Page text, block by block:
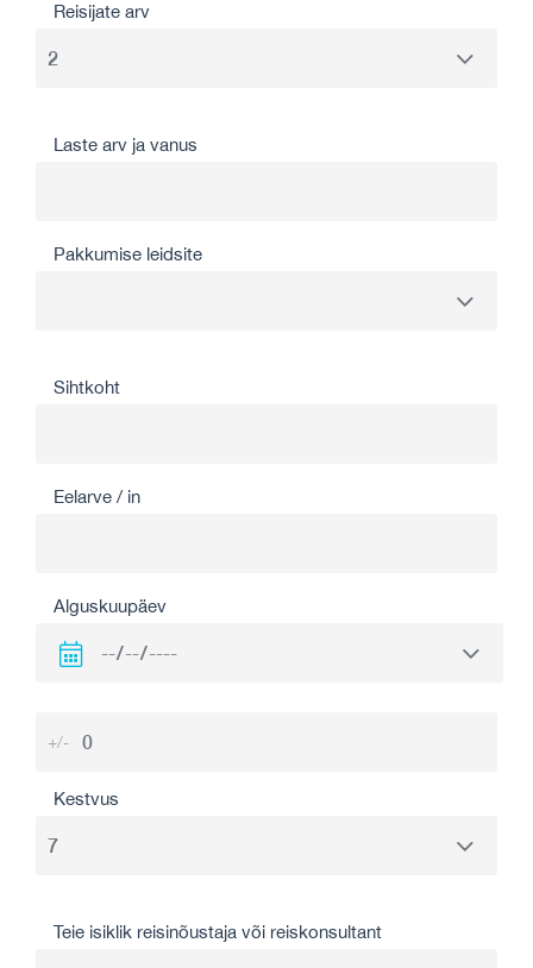
Reisijate arv
Laste arv ja vanus
Pakkumise leidsite
Sihtkoht
Eelarve / in
Alguskuupäev
+/-
Kestvus
Teie isiklik reisinõustaja või reiskonsultant